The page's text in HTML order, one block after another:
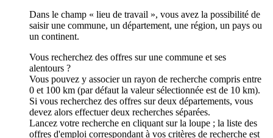
Dans le champ « lieu de travail », vous avez la possibilité de
saisir une commune, un département, une région, un pays ou
un continent.
Vous recherchez des offres sur une commune et ses
alentours ?
Vous pouvez y associer un rayon de recherche compris entre
0 et 100 km (par défaut la valeur sélectionnée est de 10 km).
Si vous recherchez des offres sur deux départements, vous
devez alors effectuer deux recherches séparées.
Lancez votre recherche en cliquant sur la loupe ; la liste des
offres d'emploi correspondant à vos critères de recherche est